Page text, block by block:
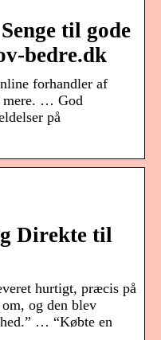
til gode
bedre.dk
forhandler af
mere. … God
på
Direkte til
hurtigt, præcis på
og den blev
… “Købte en